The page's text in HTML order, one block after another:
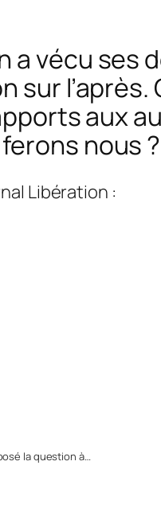
a vécu ses
l’après.
aux
nous ?
Libération :
la question à…